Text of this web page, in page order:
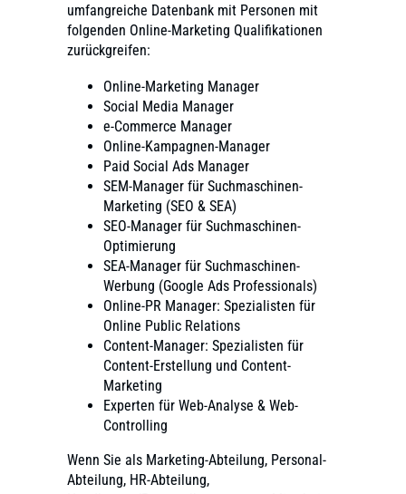
umfangreiche Datenbank mit Personen mit
folgenden Online-Marketing Qualifikationen
zurückgreifen:
Online-Marketing Manager
Social Media Manager
e-Commerce Manager
Online-Kampagnen-Manager
Paid Social Ads Manager
SEM-Manager für Suchmaschinen-
Marketing (SEO & SEA)
SEO-Manager für Suchmaschinen-
Optimierung
SEA-Manager für Suchmaschinen-
Werbung (Google Ads Professionals)
Online-PR Manager: Spezialisten für
Online Public Relations
Content-Manager: Spezialisten für
Content-Erstellung und Content-
Marketing
Experten für Web-Analyse & Web-
Controlling
Wenn Sie als Marketing-Abteilung, Personal-
Abteilung, HR-Abteilung,